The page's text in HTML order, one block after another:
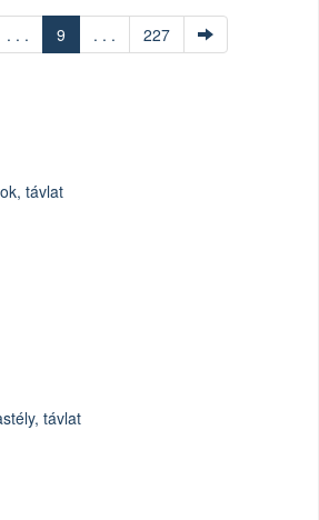
. . . 9 . . . 227
távlat
távlat